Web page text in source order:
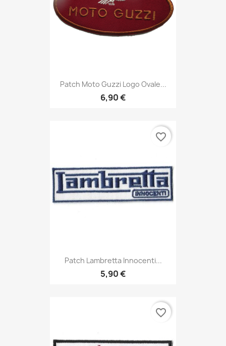
Patch Moto Guzzi Logo Ovale...
6,90 €
Patch Lambretta Innocenti...
5,90 €
favorite_border
favorite_border